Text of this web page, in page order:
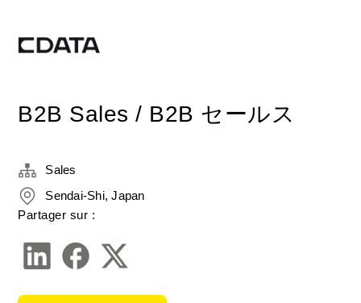
B2B Sales / B2B セールス
Sales
Sendai-Shi, Japan
Partager sur :